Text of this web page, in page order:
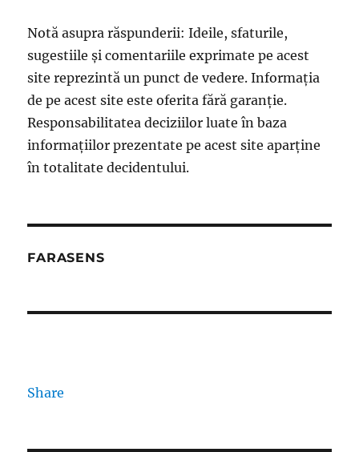
Notă asupra răspunderii: Ideile, sfaturile,
sugestiile și comentariile exprimate pe acest
site reprezintă un punct de vedere. Informația
de pe acest site este oferita fără garanție.
Responsabilitatea deciziilor luate în baza
informațiilor prezentate pe acest site aparține
în totalitate decidentului.
FARASENS
Share